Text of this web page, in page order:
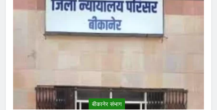
बीकानेर संभाग